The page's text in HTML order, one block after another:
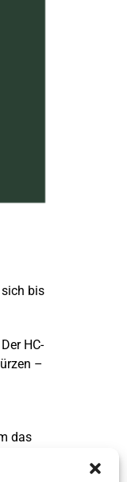
bis
HC-
–
das